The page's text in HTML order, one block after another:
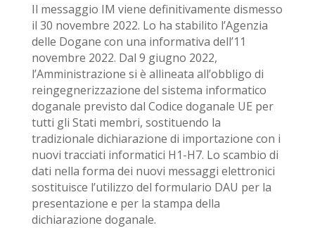
Il messaggio IM viene definitivamente dismesso
il 30 novembre 2022. Lo ha stabilito l’Agenzia
delle Dogane con una informativa dell’11
novembre 2022. Dal 9 giugno 2022,
l’Amministrazione si è allineata all’obbligo di
reingegnerizzazione del sistema informatico
doganale previsto dal Codice doganale UE per
tutti gli Stati membri, sostituendo la
tradizionale dichiarazione di importazione con i
nuovi tracciati informatici H1-H7. Lo scambio di
dati nella forma dei nuovi messaggi elettronici
sostituisce l’utilizzo del formulario DAU per la
presentazione e per la stampa della
dichiarazione doganale.